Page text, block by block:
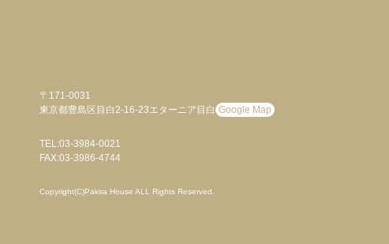
〒171-0031
東京都豊島区目白2-16-23エターニア目白 Google Map
TEL:03-3984-0021
FAX:03-3986-4744
Copyright(C)Pakira House ALL Rights Reserved.